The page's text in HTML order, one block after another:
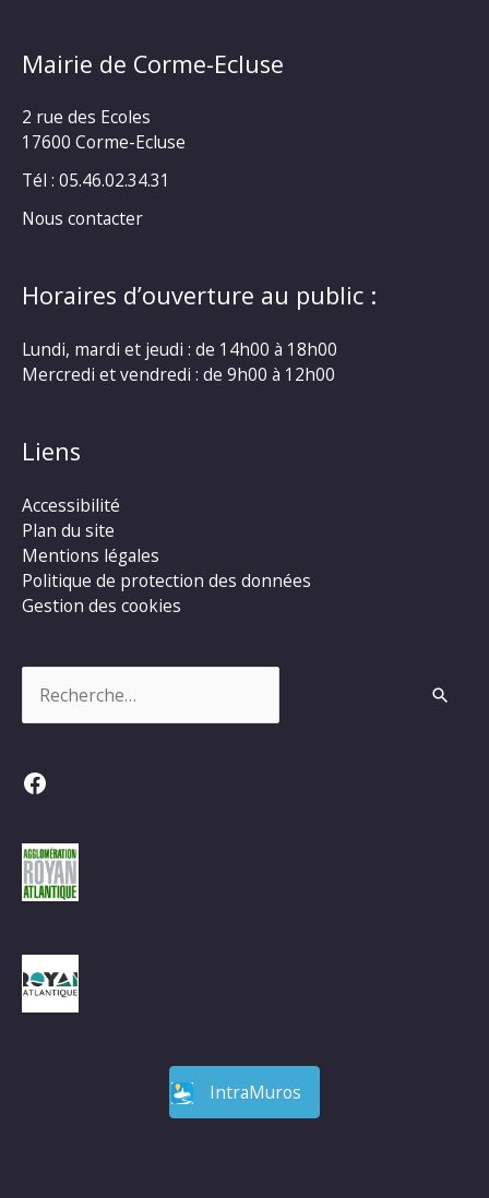
Mairie de Corme-Ecluse
2 rue des Ecoles
17600 Corme-Ecluse
Tél : 05.46.02.34.31
Nous contacter
Horaires d’ouverture au public :
Lundi, mardi et jeudi : de 14h00 à 18h00
Mercredi et vendredi : de 9h00 à 12h00
Liens
Accessibilité
Plan du site
Mentions légales
Politique de protection des données
Gestion des cookies
Facebook
IntraMuros